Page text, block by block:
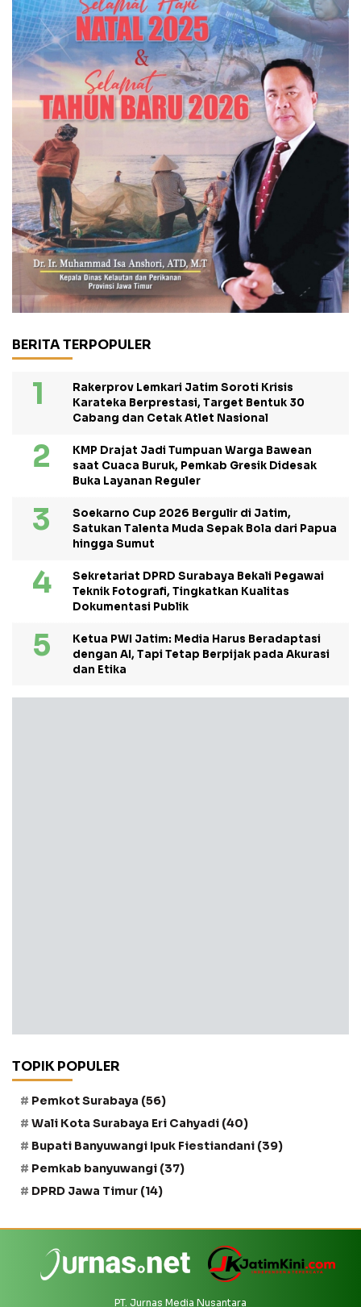
BERITA TERPOPULER
Rakerprov Lemkari Jatim Soroti Krisis
Karateka Berprestasi, Target Bentuk 30
Cabang dan Cetak Atlet Nasional
KMP Drajat Jadi Tumpuan Warga Bawean
saat Cuaca Buruk, Pemkab Gresik Didesak
Buka Layanan Reguler
Soekarno Cup 2026 Bergulir di Jatim,
Satukan Talenta Muda Sepak Bola dari Papua
hingga Sumut
Sekretariat DPRD Surabaya Bekali Pegawai
Teknik Fotografi, Tingkatkan Kualitas
Dokumentasi Publik
Ketua PWI Jatim: Media Harus Beradaptasi
dengan AI, Tapi Tetap Berpijak pada Akurasi
dan Etika
TOPIK POPULER
Pemkot Surabaya (56)
Wali Kota Surabaya Eri Cahyadi (40)
Bupati Banyuwangi Ipuk Fiestiandani (39)
Pemkab banyuwangi (37)
DPRD Jawa Timur (14)
PT. Jurnas Media Nusantara